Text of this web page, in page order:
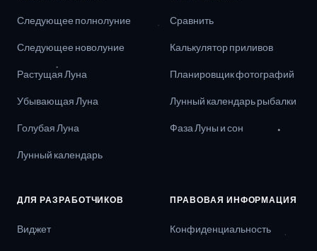
Следующее полнолуние
Следующее новолуние
Растущая Луна
Убывающая Луна
Голубая Луна
Лунный календарь
Сравнить
Калькулятор приливов
Планировщик фотографий
Лунный календарь рыбалки
Фаза Луны и сон
ДЛЯ РАЗРАБОТЧИКОВ
Виджет
ПРАВОВАЯ ИНФОРМАЦИЯ
Конфиденциальность